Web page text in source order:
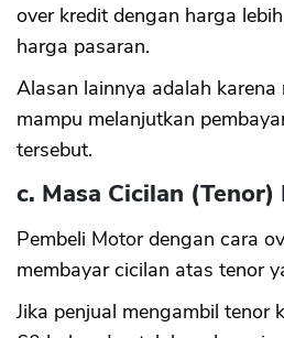
over kredit dengan harga
harga pasaran.
Alasan lainnya adalah
mampu melanjutkan
tersebut.
c. Masa Cicilan (Tenor)
Pembeli Motor dengan cara
membayar cicilan atas tenor
Jika penjual mengambil tenor